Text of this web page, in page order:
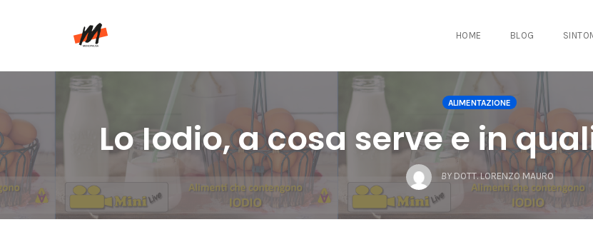
content
HOME BLOG
ALIMENTAZIONE
Lo Iodio, a cosa serve e in
BY DOTT. LORENZO MAURO